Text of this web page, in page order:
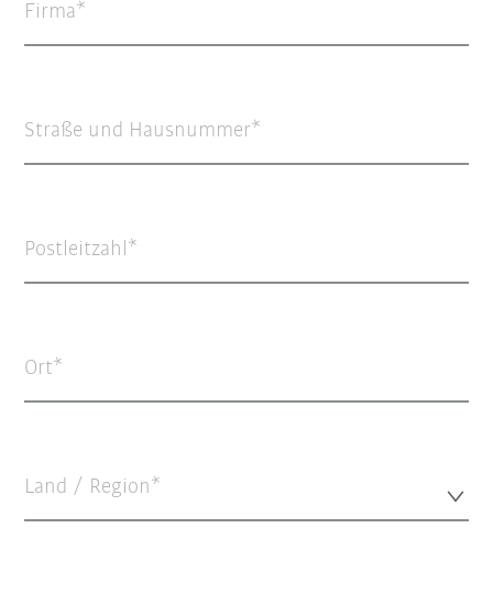
Firma
Straße und Hausnummer
Postleitzahl
Ort
Land / Region*